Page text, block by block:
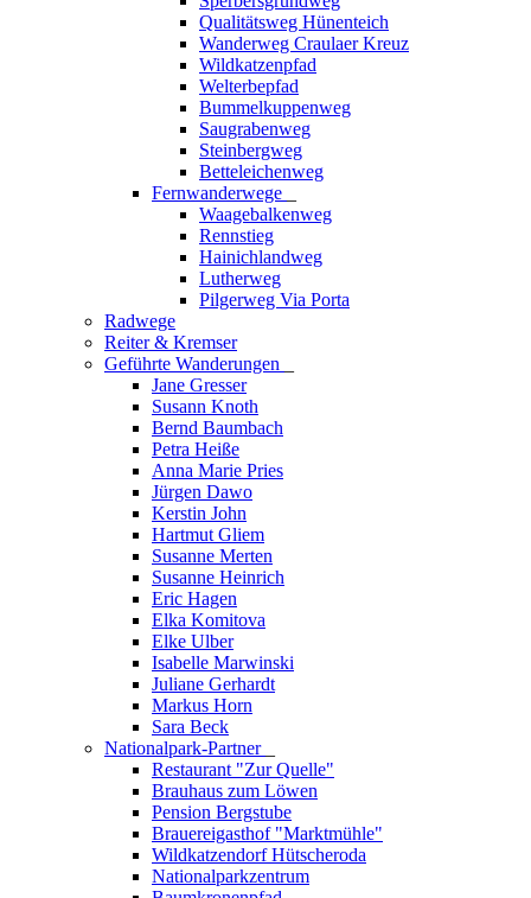
Qualitätsweg Hünenteich
Wanderweg Craulaer Kreuz
Wildkatzenpfad
Welterbepfad
Bummelkuppenweg
Saugrabenweg
Steinbergweg
Betteleichenweg
Fernwanderwege
Waagebalkenweg
Rennstieg
Hainichlandweg
Lutherweg
Pilgerweg Via Porta
Radwege
Reiter & Kremser
Geführte Wanderungen
Jane Gresser
Susann Knoth
Bernd Baumbach
Petra Heiße
Anna Marie Pries
Jürgen Dawo
Kerstin John
Hartmut Gliem
Susanne Merten
Susanne Heinrich
Eric Hagen
Elka Komitova
Elke Ulber
Isabelle Marwinski
Juliane Gerhardt
Markus Horn
Sara Beck
Nationalpark-Partner
Restaurant "Zur Quelle"
Brauhaus zum Löwen
Pension Bergstube
Brauereigasthof "Marktmühle"
Wildkatzendorf Hütscheroda
Nationalparkzentrum